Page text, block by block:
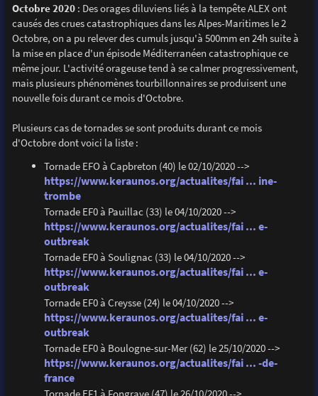
Octobre 2020: Des orages diluviens liés à la tempête ALEX ont
causés des crues catastrophiques dans les Alpes-Maritimes le 2
Octobre, on a pu relever des cumuls jusqu'à 500mm en 24h suite à
la mise en place d'un épisode Méditerranéen catastrophique ce
même jour. L'activité orageuse tend à se calmer progressivement,
mais plusieurs phénomènes tourbillonnaires se produisent une
nouvelle fois durant ce mois d'Octobre.
Plusieurs cas de tornades se sont produits durant ce mois
d'Octobre dont voici la liste :
Tornade EFO à Capbreton (40) le 02/10/2020 -->
https://www.keraunos.org/actualites/fai ... ine-
trombe
Tornade EF0 à Pauillac (33) le 04/10/2020 -->
https://www.keraunos.org/actualites/fai ... e-
outbreak
Tornade EF0 à Soulignac (33) le 04/10/2020 -->
https://www.keraunos.org/actualites/fai ... e-
outbreak
Tornade EF0 à Creysse (24) le 04/10/2020 -->
https://www.keraunos.org/actualites/fai ... e-
outbreak
Tornade EF0 à Boulogne-sur-Mer (62) le 25/10/2020 -->
https://www.keraunos.org/actualites/fai ... -de-
france